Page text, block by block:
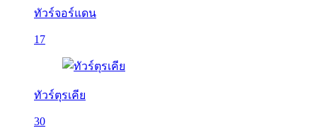
ทัวร์จอร์แดน
17
ทัวร์ตุรเคีย
30